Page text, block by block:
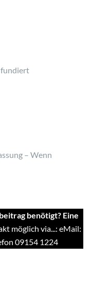
fundiert
– Wenn
benötigt? Eine
möglich via...: eMail:
09154 1224